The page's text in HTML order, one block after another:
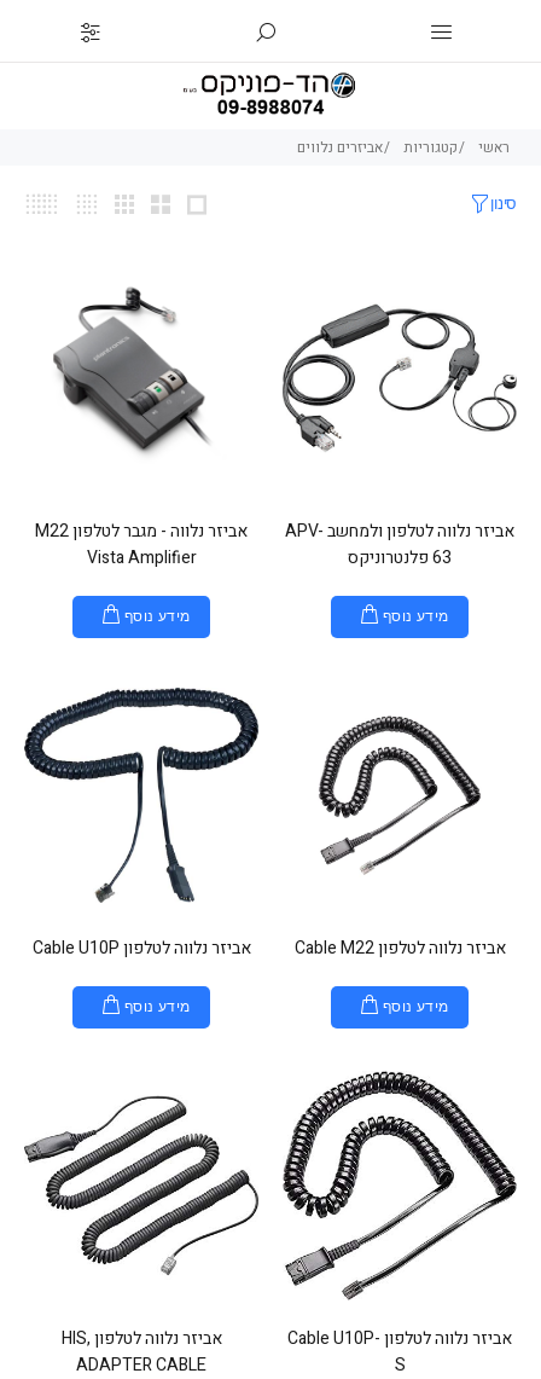
ראשי קטגוריות אביזרים נלווים
סינון
אביזר נלווה לטלפון ולמחשב APV-
63 פלנטרוניקס
מידע נוסף
אביזר נלווה - מגבר לטלפון M22
Vista Amplifier
מידע נוסף
אביזר נלווה לטלפון Cable M22
מידע נוסף
אביזר נלווה לטלפון Cable U10P
מידע נוסף
אביזר נלווה לטלפון Cable U10P-
S
אביזר נלווה לטלפון HIS,
ADAPTER CABLE